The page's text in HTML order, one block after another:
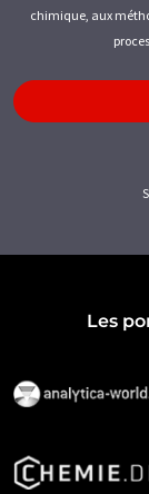
chimique, aux
Les